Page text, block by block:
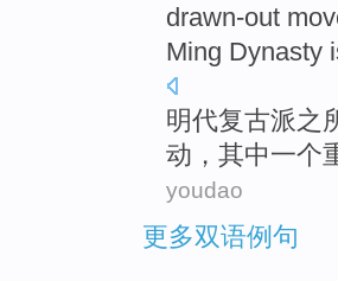
drawn-out
Ming Dynasty
明代复古派之
动 ，其中一个
youdao
更多双语例句